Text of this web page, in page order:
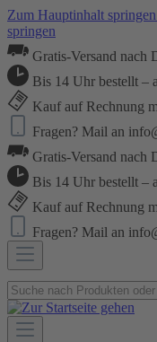
Zum Hauptinhalt springen
springen
Gratis-Versand nach
Bis 14 Uhr bestellt –
Kauf auf Rechnung
Fragen? Mail an
Gratis-Versand nach
Bis 14 Uhr bestellt –
Kauf auf Rechnung
Fragen? Mail an